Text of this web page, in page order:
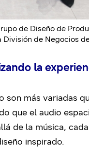
de Diseño de
de Negocios
la
son más variadas
que el audio
de la música,
inspirado.